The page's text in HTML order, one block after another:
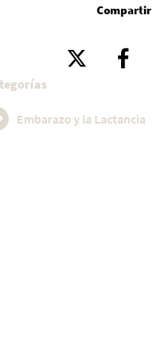
Compartir
Embarazo y la Lactancia